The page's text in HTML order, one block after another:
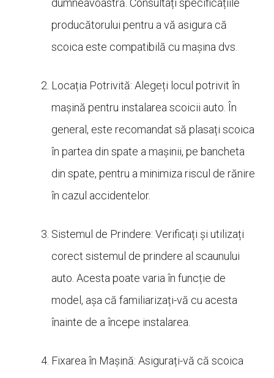
producătorului pentru a vă asigura că
scoica este compatibilă cu mașina dvs.
Locația Potrivită: Alegeți locul potrivit în
mașină pentru instalarea scoicii auto. În
general, este recomandat să plasați scoica
în partea din spate a mașinii, pe bancheta
din spate, pentru a minimiza riscul de rănire
în cazul accidentelor.
Sistemul de Prindere: Verificați și utilizați
corect sistemul de prindere al scaunului
auto. Acesta poate varia în funcție de
model, așa că familiarizați-vă cu acesta
înainte de a începe instalarea.
Fixarea în Mașină: Asigurați-vă că scoica